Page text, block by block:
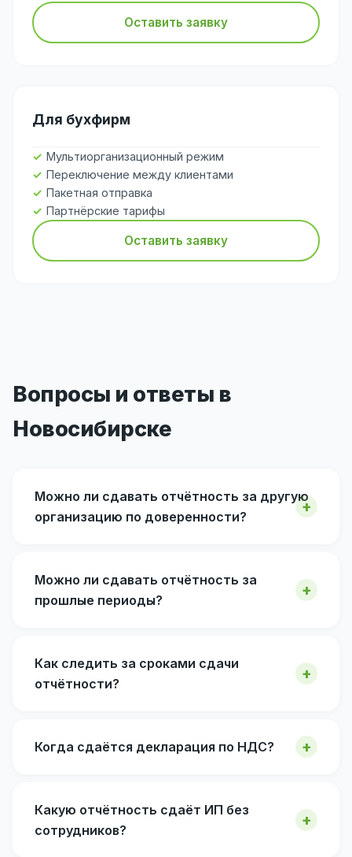
Оставить заявку
Для бухфирм
Мультиорганизационный режим
Переключение между клиентами
Пакетная отправка
Партнёрские тарифы
Оставить заявку
Вопросы и ответы в
Новосибирске
Можно ли сдавать отчётность за другую
организацию по доверенности?
Можно ли сдавать отчётность за
прошлые периоды?
Как следить за сроками сдачи
отчётности?
Когда сдаётся декларация по НДС?
Какую отчётность сдаёт ИП без
сотрудников?